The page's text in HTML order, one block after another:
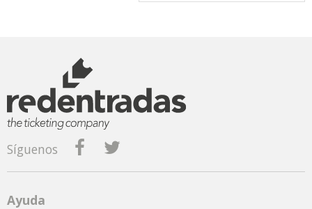
Síguenos
Ayuda